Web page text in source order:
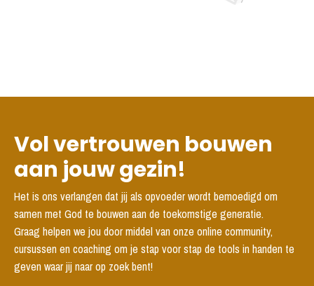
Vol vertrouwen bouwen
aan jouw gezin!
Het is ons verlangen dat jij als opvoeder wordt bemoedigd om
samen met God te bouwen aan de toekomstige generatie.
Graag helpen we jou door middel van onze online community,
cursussen en coaching om je stap voor stap de tools in handen te
geven waar jij naar op zoek bent!